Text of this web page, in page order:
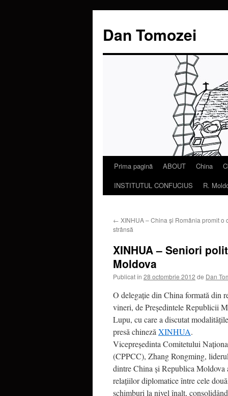
Dan Tomozei
SariPrima pagină ABOUT China
INSTITUTUL CONFUCIUS
R.
← XINHUA – China şi România promit o
strânsă
XINHUA – Seniori
Moldova
Publicat în 28 octombrie 2012 de Dan
O delegaţie din China formată din
vineri, de Preşedintele Republicii
Lupu, cu care a discutat
presă chineză XINHUA.
Vicepreşedinta Comitetului
(CPPCC), Zhang Rongming,
dintre China şi Republica Moldova
relaţiilor diplomatice între cele
schimburi la nivel înalt,